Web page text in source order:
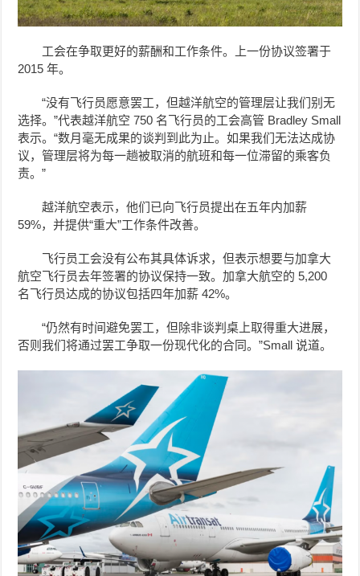
工会在争取更好的薪酬和工作条件。上一份协议签署于
2015 年。
“没有飞行员愿意罢工，但越洋航空的管理层让我们别无
选择。”代表越洋航空 750 名飞行员的工会高管 Bradley Small
表示。“数月毫无成果的谈判到此为止。如果我们无法达成协
议，管理层将为每一趟被取消的航班和每一位滞留的乘客负
责。”
越洋航空表示，他们已向飞行员提出在五年内加薪
59%，并提供“重大”工作条件改善。
飞行员工会没有公布其具体诉求，但表示想要与加拿大
航空飞行员去年签署的协议保持一致。加拿大航空的 5,200
名飞行员达成的协议包括四年加薪 42%。
“仍然有时间避免罢工，但除非谈判桌上取得重大进展，
否则我们将通过罢工争取一份现代化的合同。”Small 说道。